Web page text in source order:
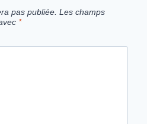
pas publiée. Les champs
*